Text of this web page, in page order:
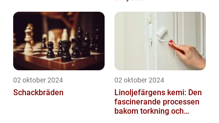
02 oktober 2024
Schackbräden
02 oktober 2024
Linoljefärgens kemi: Den
fascinerande processen
bakom torkning och